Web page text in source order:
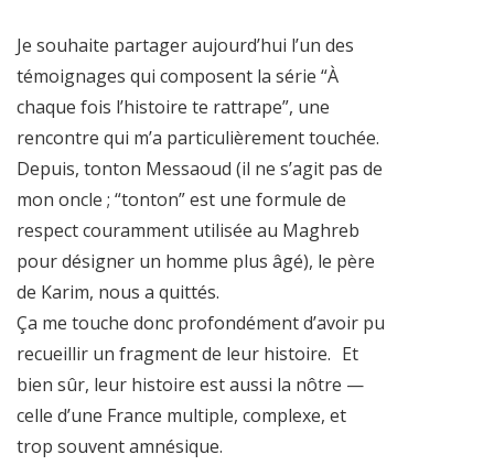
Je souhaite partager aujourd’hui l’un des
témoignages qui composent la série “À
chaque fois l’histoire te rattrape”, une
rencontre qui m’a particulièrement touchée.
Depuis, tonton Messaoud (il ne s’agit pas de
mon oncle ; “tonton” est une formule de
respect couramment utilisée au Maghreb
pour désigner un homme plus âgé), le père
de Karim, nous a quittés.
Ça me touche donc profondément d’avoir pu
recueillir un fragment de leur histoire. Et
bien sûr, leur histoire est aussi la nôtre —
celle d’une France multiple, complexe, et
trop souvent amnésique.